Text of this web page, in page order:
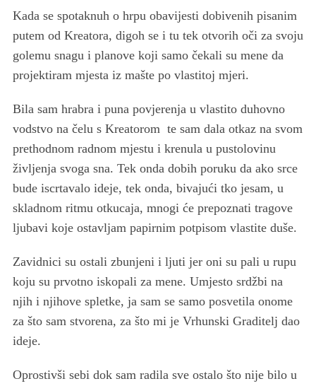
Kada se spotaknuh o hrpu obavijesti dobivenih pisanim
putem od Kreatora, digoh se i tu tek otvorih oči za svoju
golemu snagu i planove koji samo čekali su mene da
projektiram mjesta iz mašte po vlastitoj mjeri.
Bila sam hrabra i puna povjerenja u vlastito duhovno
vodstvo na čelu s Kreatorom te sam dala otkaz na svom
prethodnom radnom mjestu i krenula u pustolovinu
življenja svoga sna. Tek onda dobih poruku da ako srce
bude iscrtavalo ideje, tek onda, bivajući tko jesam, u
skladnom ritmu otkucaja, mnogi će prepoznati tragove
ljubavi koje ostavljam papirnim potpisom vlastite duše.
Zavidnici su ostali zbunjeni i ljuti jer oni su pali u rupu
koju su prvotno iskopali za mene. Umjesto srdžbi na
njih i njihove spletke, ja sam se samo posvetila onome
za što sam stvorena, za što mi je Vrhunski Graditelj dao
ideje.
Oprostivši sebi dok sam radila sve ostalo što nije bilo u
e